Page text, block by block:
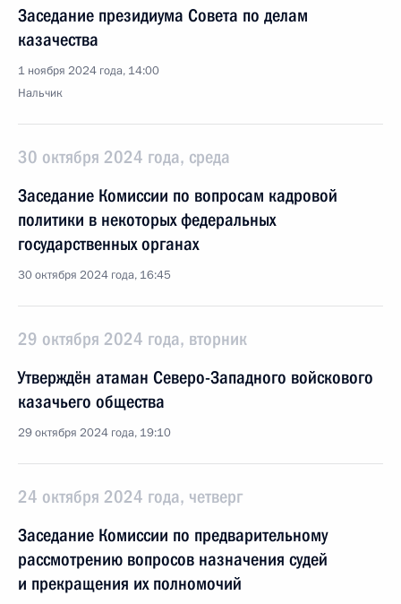
Заседание президиума Совета по делам
казачества
1 ноября 2024 года, 14:00
Нальчик
30 октября 2024 года, среда
Заседание Комиссии по вопросам кадровой
политики в некоторых федеральных
государственных органах
30 октября 2024 года, 16:45
29 октября 2024 года, вторник
Утверждён атаман Северо-Западного войскового
казачьего общества
29 октября 2024 года, 19:10
24 октября 2024 года, четверг
Заседание Комиссии по предварительному
рассмотрению вопросов назначения судей
и прекращения их полномочий